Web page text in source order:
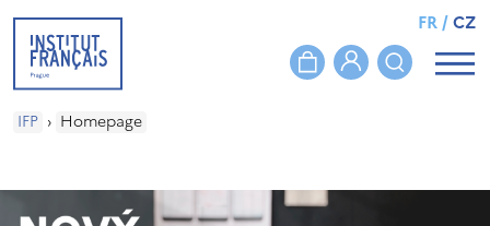
FR/CZ
IFP › Homepage